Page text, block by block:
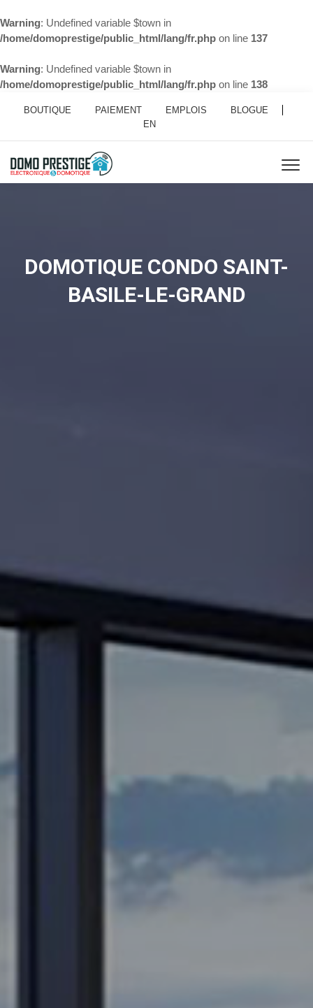
Warning: Undefined variable $town in
/home/domoprestige/public_html/lang/fr.php on line 137
Warning: Undefined variable $town in
/home/domoprestige/public_html/lang/fr.php on line 138
BOUTIQUE PAIEMENT EMPLOIS
BLOGUE
EN
DOMOTIQUE CONDO SAINT-
BASILE-LE-GRAND